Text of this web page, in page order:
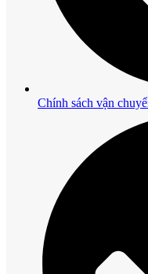
Chính sách vận